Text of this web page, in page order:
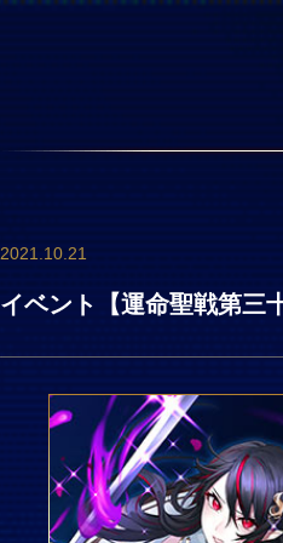
2021.10.21
イベント【運命聖戦第三